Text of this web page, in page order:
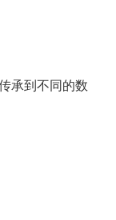
承到不同的数